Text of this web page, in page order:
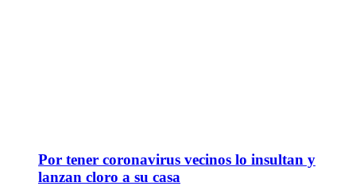
Por tener coronavirus vecinos lo insultan y
lanzan cloro a su casa